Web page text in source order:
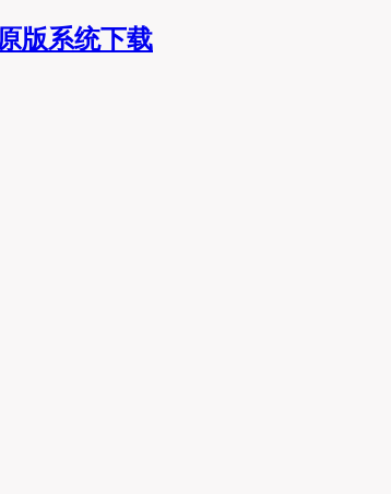
版系统下载